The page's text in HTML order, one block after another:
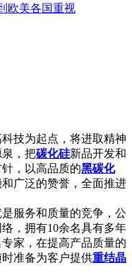
欧美各国重视
科技为起点，将进取精神
，把碳化硅新品开发和
，以高品质的黑碳化
广泛的赞誉，全面推进
服务和质量的竞争，公
，拥有10余名具有多年
家，在提高产品质量的
准备为客户提供重结晶